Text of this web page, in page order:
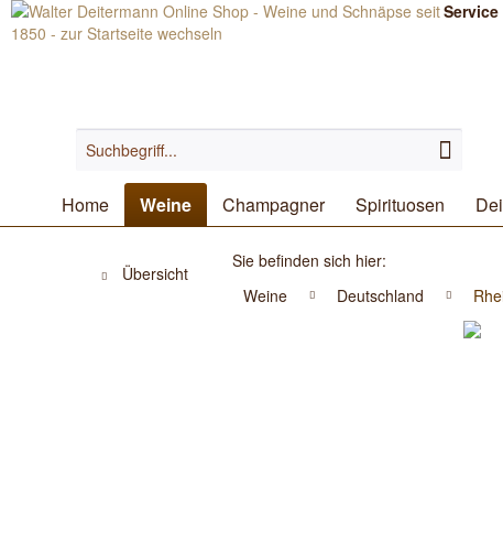
Home Weine Champagner Spirituosen
Übersicht
Sie befinden sich hier:
Weine
Deutschland